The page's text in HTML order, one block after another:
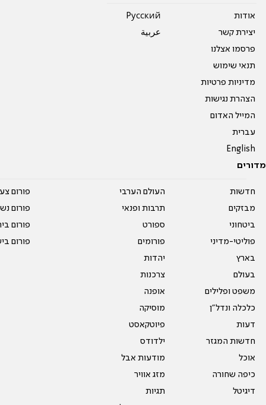
אודות
יצירת קשר
פרסמו אצלנו
תנאי שימוש
מדיניות פרטיות
הצהרת נגישות
המייל האדום
עברית
English
Pусский
عربية
מדורים
חדשות
מבזקים
ביטחוני
פוליטי-מדיני
בארץ
בעולם
משפט ופלילים
כלכלה ונדל"ן
דעות
חדשות המגזר
אוכל
כיפה שחורה
דיגיטל
העולם הערבי
תרבות ופנאי
ספורט
פורומים
יהדות
צרכנות
אופנה
מוסיקה
פיוטקאסט
ילדודס
מודעות אבל
מזג אוויר
תגיות
פורום
פורום
פורום
פורום